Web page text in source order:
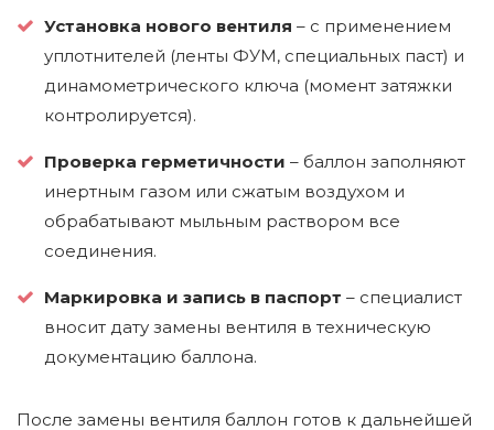
Установка нового вентиля – с применением
уплотнителей (ленты ФУМ, специальных паст) и
динамометрического ключа (момент затяжки
контролируется).
Проверка герметичности – баллон заполняют
инертным газом или сжатым воздухом и
обрабатывают мыльным раствором все
соединения.
Маркировка и запись в паспорт – специалист
вносит дату замены вентиля в техническую
документацию баллона.
После замены вентиля баллон готов к дальнейшей